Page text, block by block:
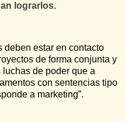
lograrlos.
deben estar en contacto
de forma conjunta y
de poder que a
con sentencias tipo
a marketing”.